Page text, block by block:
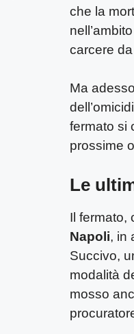
che la
carcere
Ma
fermato si
prossime
Le
Il fermato,
Napoli, in
Succivo,
modalità
mosso